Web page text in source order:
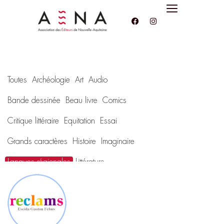
Toutes Archéologie Art Audio
Bande dessinée Beau livre Comics
Critique littéraire Equitation Essai
Grands caractères Histoire Imaginaire
Langues régionales Littérature
Littérature jeunesse
Non-fiction Patrimoine